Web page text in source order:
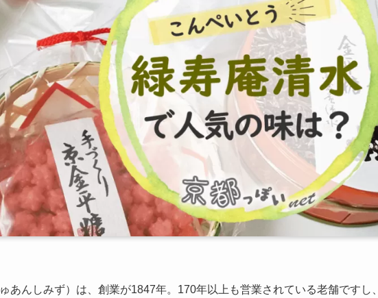
あんしみず）は、創業が1847年。170年以上も営業されている老舗ですし、